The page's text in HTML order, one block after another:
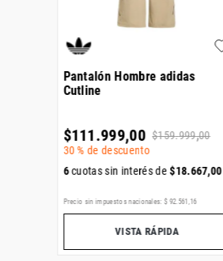
Pantalón Hombre adidas
Cutline
$111.999,00 $159.999,00
30 % de descuento
6cuotas sin interés de$18.667,00
Precio sin impuestos nacionales: $ 92. 561,16
VISTA RÁPIDA